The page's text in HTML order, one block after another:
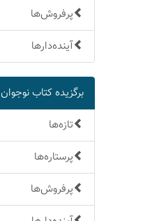
پرفروش‌ها
آینده‌دارها
برگزیده كتاب نوجوان
تازه‌ها
پرستاره‌ها
پرفروش‌ها